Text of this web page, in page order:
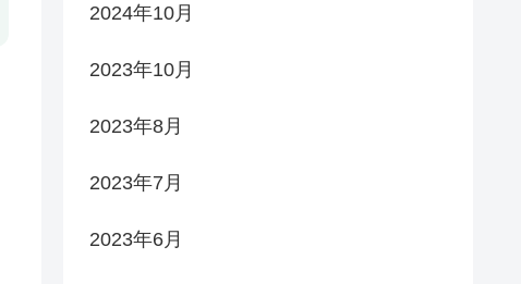
2024年10月
2023年10月
2023年8月
2023年7月
2023年6月